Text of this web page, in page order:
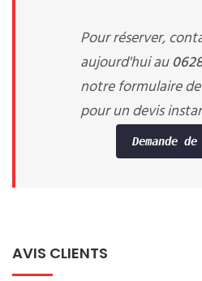
Pour réserver,
aujourd'hui au
notre formulaire
pour un devis
Demande
AVIS CLIENTS